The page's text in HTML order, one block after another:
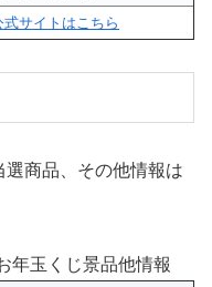
サイトはこちら
商品、その他情報は
年玉くじ景品他情報